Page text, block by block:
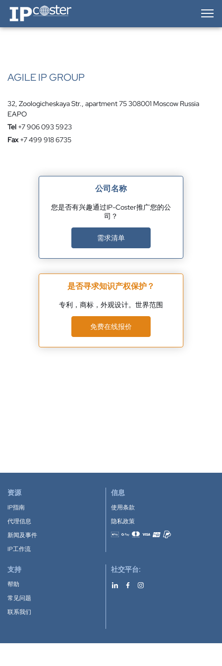
IP-Coster — Home
AGILE IP GROUP
32, Zoologicheskaya Str., apartment 75 308001 Moscow Russia
EAPO
Tel +7 906 093 5923
Fax +7 499 918 6735
公司名称
您是否有兴趣通过IP-Coster推广您的公
司？
需求清单
是否寻求知识产权保护？
专利，商标，外观设计。世界范围
免费在线报价
资源
IP指南
代理信息
新闻及事件
IP工作流
信息
使用条款
隐私政策
Accepted payment methods
支持
帮助
常见问题
联系我们
社交平台: